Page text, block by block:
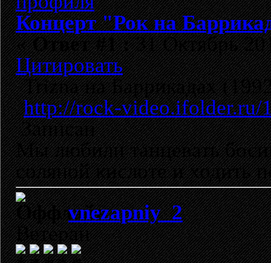
Концерт "Рок на
«Ответ #1 :31 Октябрь
Цитировать
Trizna на Баррикадах
http://rock-video.ifolder.ru/
Записан
Мы любили танцевать
соляной кислоте и ходить
vnezapniy_2
Ветеран